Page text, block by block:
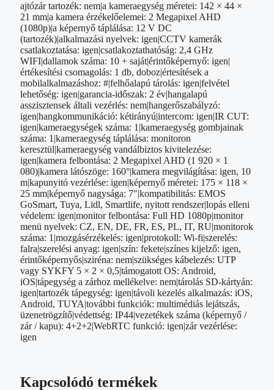
ajtózár tartozék: nem|a kameraegység méretei: 142 × 44 ×
21 mm|a kamera érzékelőelemei: 2 Megapixel AHD
(1080p)|a képernyő táplálása: 12 V DC
(tartozék)|alkalmazási nyelvek: igen|CCTV kamerák
csatlakoztatása: igen|csatlakoztathatóság: 2,4 GHz
WIFI|dallamok száma: 10 + saját|érintőképernyő: igen|
értékesítési csomagolás: 1 db, doboz|értesítések a
mobilalkalmazáshoz: #|felhőalapú tárolás: igen|felvétel
lehetőség: igen|garancia-időszak: 2 év|hangalapú
asszisztensek általi vezérlés: nem|hangerőszabályzó:
igen|hangkommunikáció: kétirányú|intercom: igen|IR CUT:
igen|kameraegységek száma: 1|kameraegység gombjainak
száma: 1|kameraegység táplálása: monitoron
keresztül|kameraegység vandálbiztos kivitelezése:
igen|kamera felbontása: 2 Megapixel AHD (1 920 × 1
080)|kamera látószöge: 160°|kamera megvilágítása: igen, 10
m|kapunyitó vezérlése: igen|képernyő méretei: 175 × 118 ×
25 mm|képernyő nagysága: 7"|kompatibilitás: EMOS
GoSmart, Tuya, Lidl, Smartlife, nyitott rendszer|lopás elleni
védelem: igen|monitor felbontása: Full HD 1080p|monitor
menü nyelvek: CZ, EN, DE, FR, ES, PL, IT, RU|monitorok
száma: 1|mozgásérzékelés: igen|protokoll: Wi-fi|szerelés:
falra|szerelési anyag: igen|szín: fekete|színes kijelző: igen,
érintőképernyős|sziréna: nem|szükséges kábelezés: UTP
vagy SYKFY 5 × 2 × 0,5|támogatott OS: Android,
iOS|tápegység a zárhoz mellékelve: nem|tárolás SD-kártyán:
igen|tartozék tápegység: igen|távoli kezelés alkalmazás: iOS,
Android, TUYA|további funkciók: multimédiás lejátszás,
üzenetrögzítő|védettség: IP44|vezetékek száma (képernyő /
zár / kapu): 4+2+2|WebRTC funkció: igen|zár vezérlése:
igen
Kapcsolódó termékek